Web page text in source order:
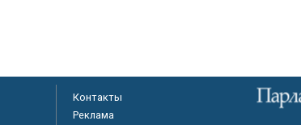
Контакты
Реклама